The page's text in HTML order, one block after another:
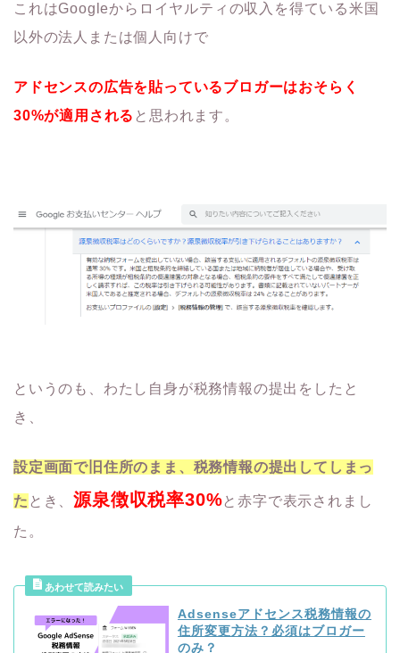
これはGoogleからロイヤルティの収入を得ている米国
以外の法人または個人向けで
アドセンスの広告を貼っているブロガーはおそらく
30%が適用される と思われます。
というのも、わたし自身が税務情報の提出をしたと
き、
設定画面で旧住所のまま、税務情報の提出してしまっ
た とき、源泉徴収税率30%と赤字で表示されまし
た。
Adsenseアドセンス税務情報の
住所変更方法？必須はブロガー
のみ？